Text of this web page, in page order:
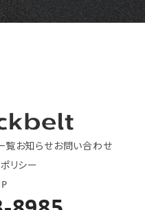
覧お知らせお問い合わせ
リシー